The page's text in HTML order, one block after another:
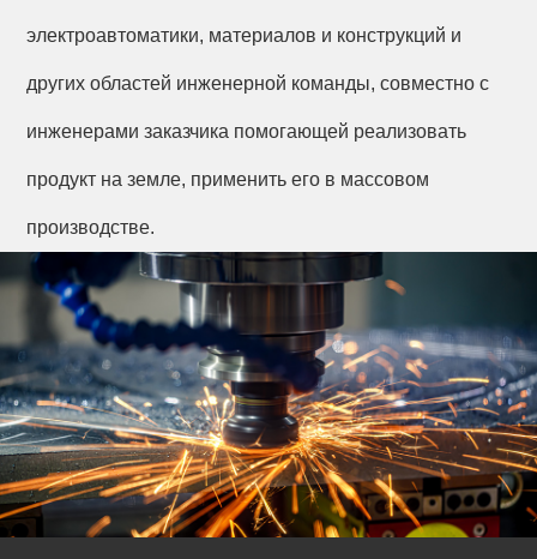
электроавтоматики, материалов и конструкций и
других областей инженерной команды, совместно с
инженерами заказчика помогающей реализовать
продукт на земле, применить его в массовом
производстве.